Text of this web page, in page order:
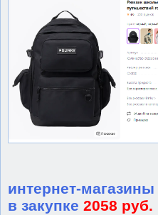
интернет-магазины
в закупке 2058 руб.